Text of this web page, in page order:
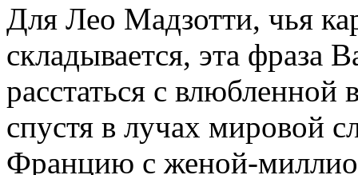
Для Лео Мадзотти, чья
складывается, эта фраза
расстаться с влюбленной
спустя в лучах мировой
Францию с женой-